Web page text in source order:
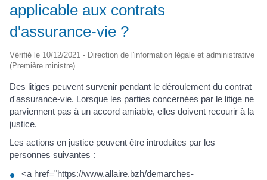
applicable aux contrats
d'assurance-vie ?
Vérifié le 10/12/2021 - Direction de l'information légale et administrative
(Première ministre)
Des litiges peuvent survenir pendant le déroulement du contrat
d'assurance-vie. Lorsque les parties concernées par le litige ne
parviennent pas à un accord amiable, elles doivent recourir à la
justice.
Les actions en justice peuvent être introduites par les
personnes suivantes :
<a href="https://www.allaire.bzh/demarches-